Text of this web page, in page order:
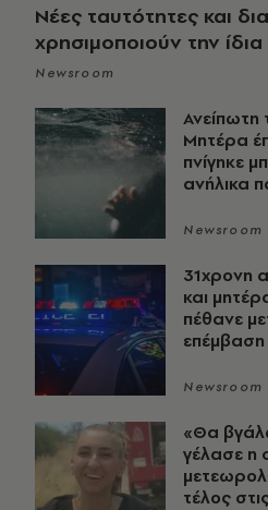
Νέες ταυτότητες και
χρησιμοποιούν την
Newsroom
Μητέρα
πνίγηκε
ανήλικα
Newsroom
31χρονη
και
πέθανε
επέμβαση
Newsroom
«Θα
γέλασε η
τέλος